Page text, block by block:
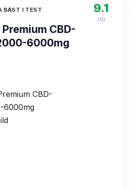
BÄST I TEST
CBD-
6000mg
9.1
/10